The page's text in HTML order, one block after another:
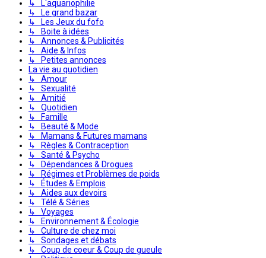
↳ L'aquariophilie
↳ Le grand bazar
↳ Les Jeux du fofo
↳ Boite à idées
↳ Annonces & Publicités
↳ Aide & Infos
↳ Petites annonces
La vie au quotidien
↳ Amour
↳ Sexualité
↳ Amitié
↳ Quotidien
↳ Famille
↳ Beauté & Mode
↳ Mamans & Futures mamans
↳ Règles & Contraception
↳ Santé & Psycho
↳ Dépendances & Drogues
↳ Régimes et Problèmes de poids
↳ Études & Emplois
↳ Aides aux devoirs
↳ Télé & Séries
↳ Voyages
↳ Environnement & Écologie
↳ Culture de chez moi
↳ Sondages et débats
↳ Coup de coeur & Coup de gueule